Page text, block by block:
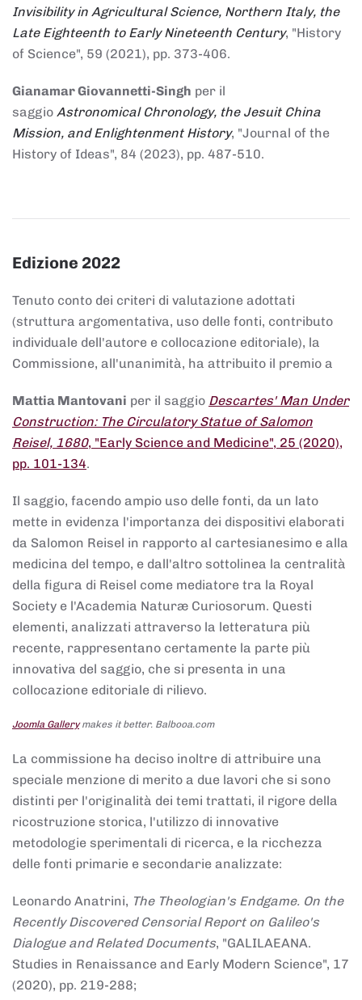
Invisibility in Agricultural Science, Northern Italy, the
Late Eighteenth to Early Nineteenth Century, "History
of Science", 59 (2021), pp. 373-406.
Gianamar Giovannetti-Singh per il
saggio Astronomical Chronology, the Jesuit China
Mission, and Enlightenment History, "Journal of the
History of Ideas", 84 (2023), pp. 487-510.
Edizione 2022
Tenuto conto dei criteri di valutazione adottati
(struttura argomentativa, uso delle fonti, contributo
individuale dell'autore e collocazione editoriale), la
Commissione, all'unanimità, ha attribuito il premio a
Mattia Mantovani per il saggio Descartes' Man Under
Construction: The Circulatory Statue of Salomon
Reisel, 1680, "Early Science and Medicine", 25 (2020),
pp. 101-134.
Il saggio, facendo ampio uso delle fonti, da un lato
mette in evidenza l'importanza dei dispositivi elaborati
da Salomon Reisel in rapporto al cartesianesimo e alla
medicina del tempo, e dall'altro sottolinea la centralità
della figura di Reisel come mediatore tra la Royal
Society e l'Academia Naturæ Curiosorum. Questi
elementi, analizzati attraverso la letteratura più
recente, rappresentano certamente la parte più
innovativa del saggio, che si presenta in una
collocazione editoriale di rilievo.
Joomla Gallerymakes it better. Balbooa.com
La commissione ha deciso inoltre di attribuire una
speciale menzione di merito a due lavori che si sono
distinti per l'originalità dei temi trattati, il rigore della
ricostruzione storica, l'utilizzo di innovative
metodologie sperimentali di ricerca, e la ricchezza
delle fonti primarie e secondarie analizzate:
Leonardo Anatrini, The Theologian's Endgame. On the
Recently Discovered Censorial Report on Galileo's
Dialogue and Related Documents, "GALILAEANA.
Studies in Renaissance and Early Modern Science", 17
(2020), pp. 219-288;